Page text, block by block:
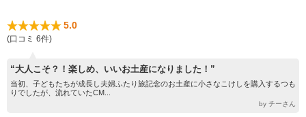
5.0
(口コミ 6件)
“大人こそ？！楽しめ、いいお土産になりました！”
当初、子どもたちが成長し夫婦ふたり旅記念のお土産に小さなこけしを購入するつも
りでしたが、流れていたCM...
by チーさん